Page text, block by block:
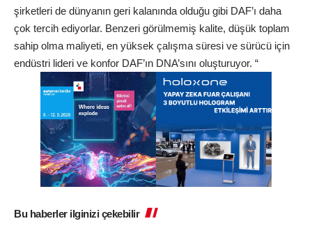
şirketleri de dünyanın geri kalanında olduğu gibi DAF’ı daha
çok tercih ediyorlar. Benzeri görülmemiş kalite, düşük toplam
sahip olma maliyeti, en yüksek çalışma süresi ve sürücü için
endüstri lideri ve konfor DAF’ın DNA’sını oluşturuyor. “
Bu haberler ilginizi çekebilir